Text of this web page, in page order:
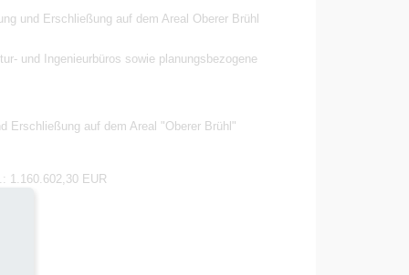
und Erschließung auf dem Areal Oberer Brühl
und Ingenieurbüros sowie planungsbezogene
Erschließung auf dem Areal "Oberer Brühl"
1.160.602,30 EUR